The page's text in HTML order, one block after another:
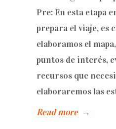
Pre: En esta etapa
prepara el viaje, es
elaboramos el
puntos de interés,
recursos que
elaboraremos las
Read more →